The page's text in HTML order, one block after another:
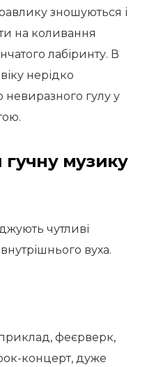
зношуються і
на коливання
лабіринту. В
нерідко
невиразного гулу у
гучну музику
чутливі
вуха.
феєрверк,
концерт, дуже